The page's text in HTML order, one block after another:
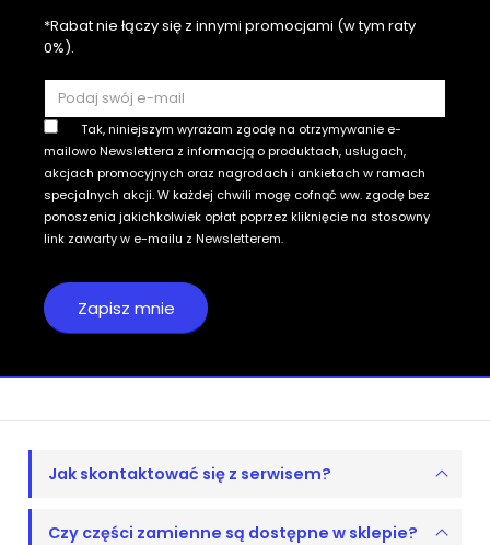
*Rabat nie łączy się z innymi promocjami (w tym raty
0%).
Tak, niniejszym wyrażam zgodę na otrzymywanie e-
mailowo Newslettera z informacją o produktach, usługach,
akcjach promocyjnych oraz nagrodach i ankietach w ramach
specjalnych akcji. W każdej chwili mogę cofnąć ww. zgodę bez
ponoszenia jakichkolwiek opłat poprzez kliknięcie na stosowny
link zawarty w e-mailu z Newsletterem.
Jak skontaktować się z serwisem?
Czy części zamienne są dostępne w sklepie?